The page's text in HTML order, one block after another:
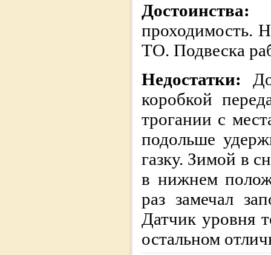
Достоинства:
проходимость.
ТО. Подвеска
Недостатки:
коробкой
трогании с
подольше
газку. Зимой в
в нижнем
раз замечал
Датчик уровня
остальном